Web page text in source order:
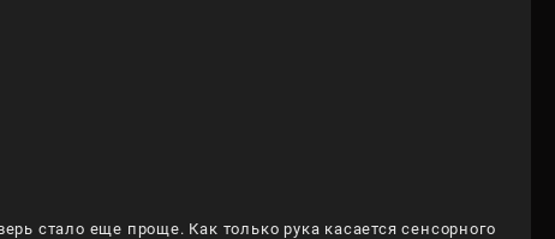
стало еще проще. Как только рука касается сенсорного